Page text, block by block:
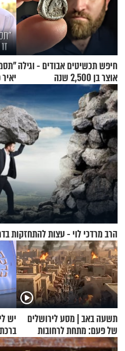
חיפש תכשיטים אבודים - וגילה
אוצר בן 2,500 שנה
הרב מרדכי לוי - עצות להתחזקות
תשעה באב | מסע לירושלים
של פעם: מתחת לרחובות
ירושלים
יש